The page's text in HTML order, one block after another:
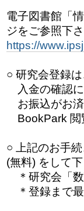
電子図書館「
ジをご参照下さ
https://
○ 研究会登録
入金の確認に
お振込がお済
BookPark 閲
○ 上記のお手
(無料) をして下
＊研究会「数
＊登録まで最